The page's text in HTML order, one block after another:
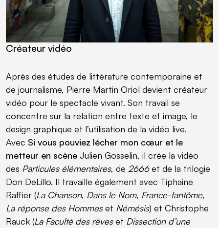
Créateur vidéo
Après des études de littérature contemporaine et
de journalisme, Pierre Martin Oriol devient créateur
vidéo pour le spectacle vivant. Son travail se
concentre sur la relation entre texte et image, le
design graphique et l’utilisation de la vidéo live.
Avec Si vous pouviez lécher mon cœur et le
metteur en scène Julien Gosselin, il crée la vidéo
des Particules élémentaires, de 2666et de la trilogie
Don DeLillo. Il travaille également avec Tiphaine
Raffier (La Chanson, Dans le Nom, France-fantôme,
La réponse des Hommeset Némésis) et Christophe
Rauck (La Faculté des rêveset Dissection d’une